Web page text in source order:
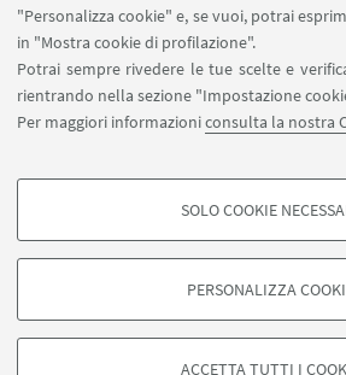
"Personalizza cookie" e, se vuoi, potrai
in "Mostra cookie di profilazione".
Potrai sempre rivedere le tue scelte e
rientrando nella sezione "Impostazione
Per maggiori informazioniconsulta la nostra
COOKIE DI PROFILAZIONE -
degli utenti, creare profili in base al loro
di marketing.
SOLO COOKIE
PERSONALIZZA
ACCETTA TUTTI I
APP:
©Copyright 2026 - ALMA MATER
Bologna - Via Zamboni, 33 - 40126 Bologna
80007010376
Privacy
Note legali
Informazioni sul
Impostazioni Cookie